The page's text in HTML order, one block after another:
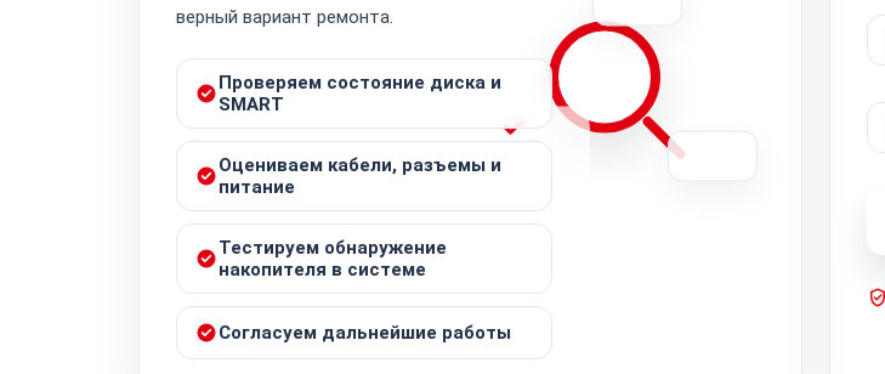
верный вариант ремонта.
Проверяем состояние диска и
SMART
Оцениваем кабели, разъемы и
питание
Тестируем обнаружение
накопителя в системе
Согласуем дальнейшие работы